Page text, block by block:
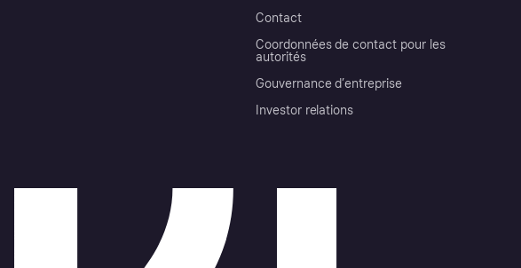
Contact
Coordonnées de contact pour les
autorités
Gouvernance d’entreprise
Investor relations